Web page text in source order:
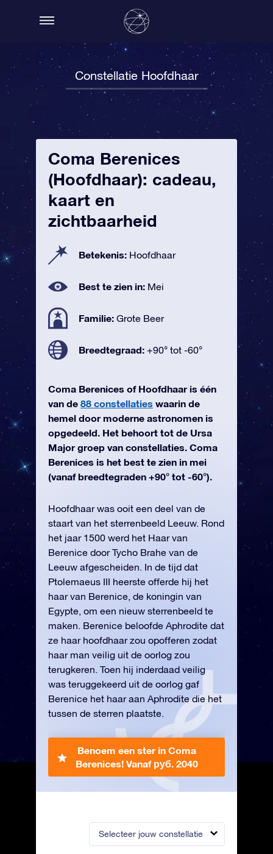
Constellatie Hoofdhaar
Selecteer jouw constellatie
Coma Berenices
(Hoofdhaar): cadeau,
kaart en
zichtbaarheid
Betekenis: Hoofdhaar
Best te zien in: Mei
Familie: Grote Beer
Breedtegraad: +90° tot -60°
Coma Berenices of Hoofdhaar is één
van de 88 constellaties waarin de
hemel door moderne astronomen is
opgedeeld. Het behoort tot de Ursa
Major groep van constellaties. Coma
Berenices is het best te zien in mei
(vanaf breedtegraden +90° tot -60°).
Hoofdhaar was ooit een deel van de
staart van het sterrenbeeld Leeuw. Rond
het jaar 1500 werd het Haar van
Berenice door Tycho Brahe van de
Leeuw afgescheiden. In de tijd dat
Ptolemaeus III heerste offerde hij het
haar van Berenice, de koningin van
Egypte, om een nieuw sterrenbeeld te
maken. Berenice beloofde Aphrodite dat
ze haar hoofdhaar zou opofferen zodat
haar man veilig uit de oorlog zou
terugkeren. Toen hij inderdaad veilig
was teruggekeerd uit de oorlog gaf
Berenice het haar aan Aphrodite die het
tussen de sterren plaatste.
Benoem een ster in Coma
Berenices! Vanaf руб. 2040